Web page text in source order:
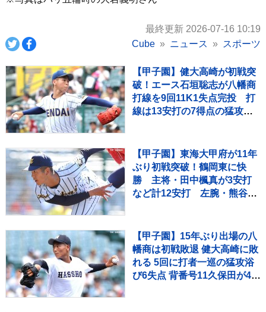
最終更新 2026-07-16 10:19
Cube
ニュース スポーツ
【甲子園】健大高崎が初戦突
破！エース石垣聡志が八幡商
打線を9回11K1失点完投 打
線は13安打の7得点の猛攻で
【甲子園】東海大甲府が11年
ぶり初戦突破！鶴岡東に快
勝 主将・田中楓真が3安打
など計12安打 左腕・熊谷晄
【甲子園】15年ぶり出場の八
幡商は初戦敗退 健大高崎に敗
れる 5回に打者一巡の猛攻浴
び6失点 背番号11久保田が4回